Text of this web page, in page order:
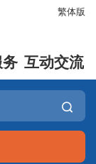
繁体版
互动交流